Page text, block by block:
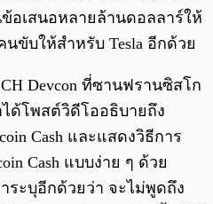
อเสนอหลายล้านดอลลาร์ให้
ขับให้สำหรับ Tesla อีกด้วย
Devcon ที่ซานฟรานซิสโก
ด้โพสต์วิดีโออธิบายถึง
Cash และแสดงวิธีการ
Cash แบบง่าย ๆ ด้วย
ระบุอีกด้วยว่า จะไม่พูดถึง